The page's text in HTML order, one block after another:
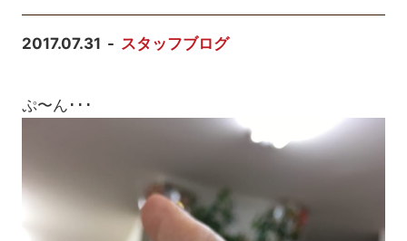
2017.07.31 スタッフブログ
ぷ〜ん･･･